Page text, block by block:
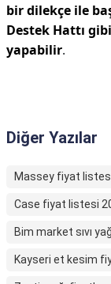
bir dilekçe ile
Destek Hattı
yapabilir.
Diğer Yazılar
Massey fiyat
Case fiyat listesi
Bim market sıvı
Kayseri et kesim